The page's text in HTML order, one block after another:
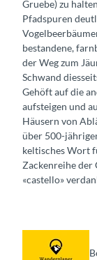
Gruebe) zu
Pfadspuren
bestandene,
der Weg zum
Schwand
Gehöft auf die
aufsteigen und
Häusern von
über 500-
keltisches Wort
Zackenreihe der
«castello»